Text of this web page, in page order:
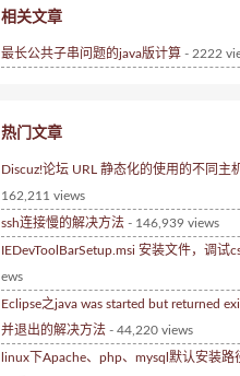
相关文章
最长公共子串问题的java版计算 - 2222
热门文章
Discuz!论坛 URL 静态化的使用的不同主
162,211 views
ssh连接慢的解决方法 - 146,939 views
IEDevToolBarSetup.msi 安装文件，调试
ews
Eclipse之java was started but returned
并退出的解决方法 - 44,220 views
linux下Apache、php、mysql默认安装路